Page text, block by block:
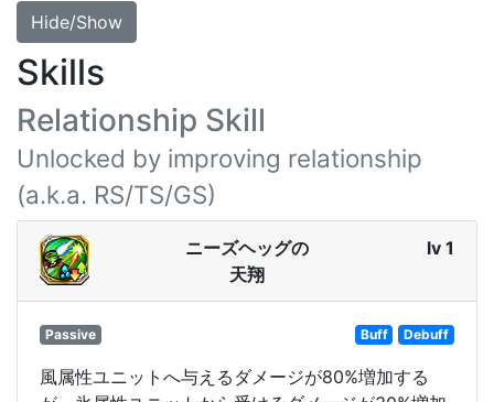
Hide/Show
Skills
Relationship Skill
Unlocked by improving relationship
(a.k.a. RS/TS/GS)
ニーズヘッグの
天翔
lv 1
Passive Buff Debuff
風属性ユニットへ与えるダメージが80%増加する